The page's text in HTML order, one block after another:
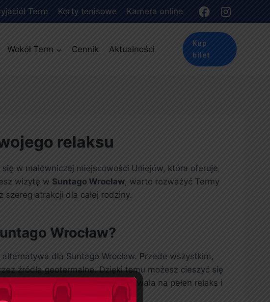
Term Korty tenisowe Kamera online
Wokół Term Cennik Aktualności
Kup
bilet
relaksu
w malowniczej miejscowości Uniejów, która oferuje
wizytę w Suntago Wrocław, warto rozważyć Termy
atrakcji dla całej rodziny.
Wrocław?
dla Suntago Wrocław. Przede wszystkim,
źródła geotermalne. Dzięki temu możesz cieszyć się
znacznie mniejsze tłumy, co pozwala na pełen relaks i